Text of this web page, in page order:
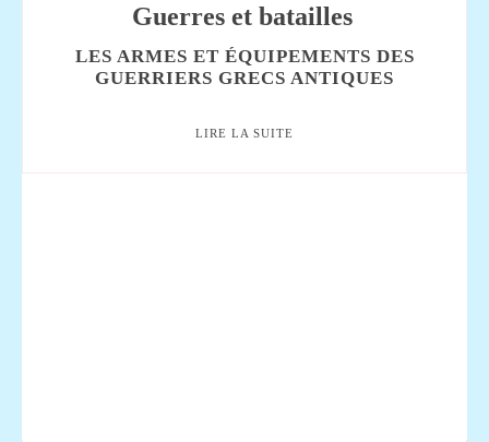
Guerres et batailles
LES ARMES ET ÉQUIPEMENTS DES
GUERRIERS GRECS ANTIQUES
LIRE LA SUITE